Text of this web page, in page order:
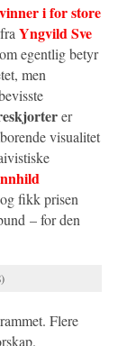
i for store
Yngvild Sve
egentlig betyr
men
er
visualitet
fikk prisen
– for den
Flere